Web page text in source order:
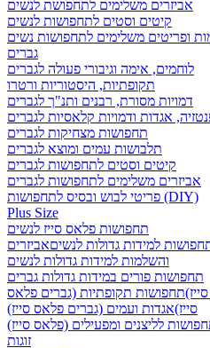
אביזרים משלימים לתחפושת לנשים
קיטים וסטים לתחפושות לנשים
ופריטים משלימים לתחפושות נשים
גברים
לוחמים, אימה וגיבורי פעולה לגברים
תקופתיות, היסטוריות ורטרו
דמויות מסורת, רבנים ותנ"ך לגברים
אגדות ודמויות קלאסיות לגברים
תחפושות מצחיקות לגברים
תלבושות עמים ומוצא לגברים
קיטים וסטים לתחפושות לגברים
אביזרים משלימים לתחפושות לגברים
פריטי לבוש ובסיס לתחפושות (DIY)
Plus Size
תחפושות פלאס סייז לנשים
למידות גדולות לנשיםאביזרים
והשלמות למידות גדולות לנשים
תחפושות פורים במידות גדולות גברים
תחפושות תקופתיות (גברים פלאס
סייז)אגדות ועמים (גברים פלאס סייז)
לליצנים ומפעילים (פלאס סייז)
זוגות